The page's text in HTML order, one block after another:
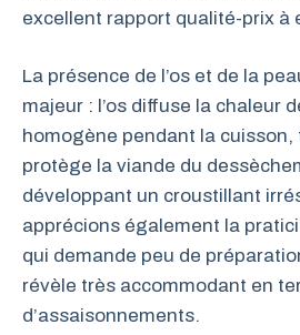
excellent rapport qualité-prix à
La présence de l’os et de la
majeur : l’os diffuse la chaleur
homogène pendant la cuisson,
protège la viande du
développant un croustillant
apprécions également la
qui demande peu de
révèle très accommodant en
d’assaisonnements.